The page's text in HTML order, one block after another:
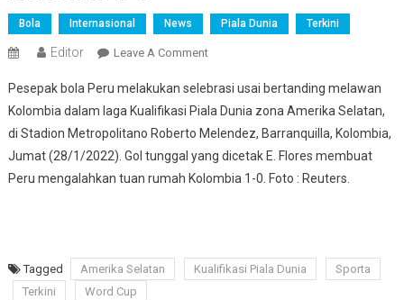
Bola Internasional News Piala Dunia Terkini
Editor Leave A CommentOn
Piala
Dunia
Zona
Amerika
Selatan:
Kolombia
1-
Pesepak bola Peru melakukan selebrasi usai bertanding melawan
Kolombia dalam laga Kualifikasi Piala Dunia zona Amerika Selatan​​​,
di Stadion Metropolitano Roberto Melendez, Barranquilla, Kolombia​​​​​​​,
Jumat (28/1/2022). Gol tunggal yang dicetak E. Flores membuat
Peru mengalahkan tuan rumah Kolombia 1-0. Foto : Reuters.
Tagged Amerika Selatan Kualifikasi Piala Dunia
Sporta
Terkini
Word Cup